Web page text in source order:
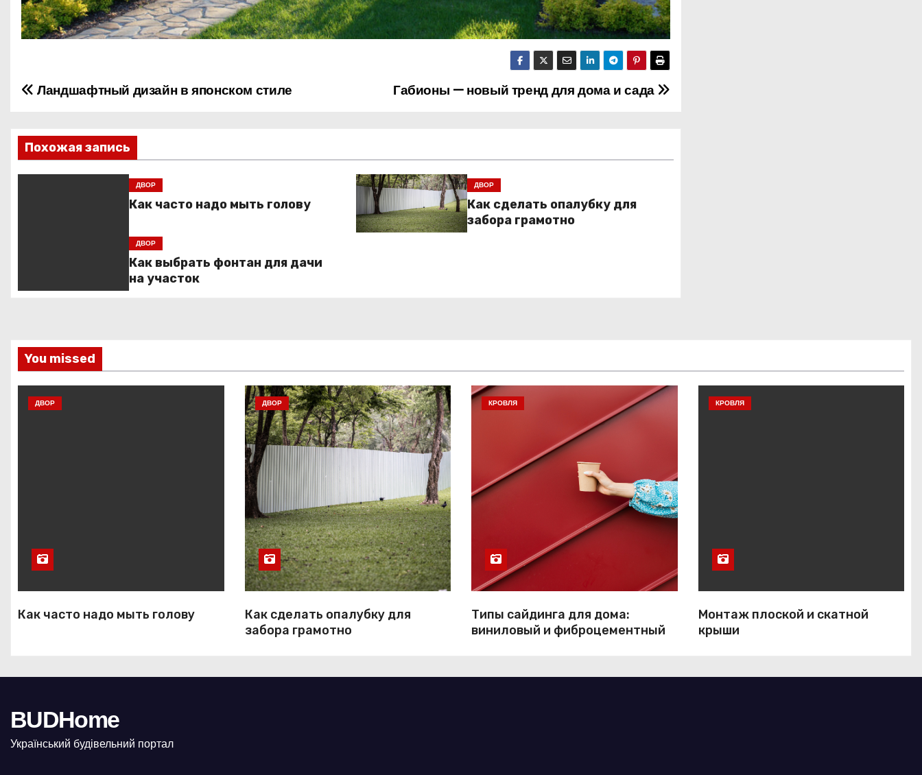
Н
в
и
и
п
о
з
я
м
Габионы — новый тренд для дома и сада
Ландшафтный дизайн в японском стиле
Похожая запись
ДВОР
Как часто надо мыть голову
ДВОР
Как сделать опалубку для
забора грамотно
ДВОР
Как выбрать фонтан для дачи
на участок
You missed
ДВОР
Как часто надо мыть голову
ДВОР
Как сделать опалубку для
забора грамотно
КРОВЛЯ
Типы сайдинга для дома:
виниловый и фиброцементный
КРОВЛЯ
Монтаж плоской и скатной
крыши
BUDHome
Український будівельний портал